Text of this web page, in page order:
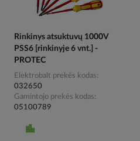
Rinkinys atsuktuvų 1000V
PSS6 [rinkinyje 6 vnt.] -
PROTEC
Elektrobalt prekės kodas
032650
Gamintojo prekės kodas
05100789